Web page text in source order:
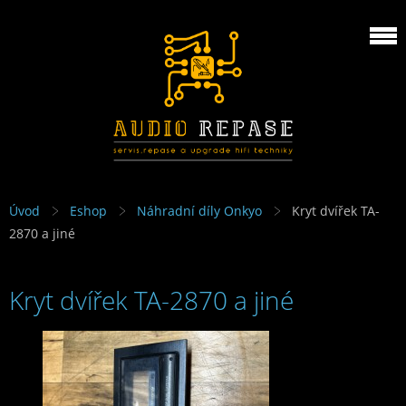
Úvod Eshop Náhradní díly Onkyo
Kryt dvířek TA-
2870 a jiné
Kryt dvířek TA-2870 a jiné